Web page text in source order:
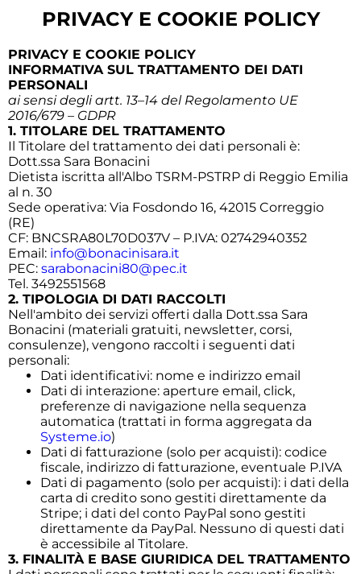
PRIVACY E COOKIE POLICY
PRIVACY E COOKIE POLICY
INFORMATIVA SUL TRATTAMENTO DEI DATI
PERSONALI
ai sensi degli artt. 13–14 del Regolamento UE
2016/679 – GDPR
1. TITOLARE DEL TRATTAMENTO
Il Titolare del trattamento dei dati personali è:
Dott.ssa Sara Bonacini
Dietista iscritta all'Albo TSRM-PSTRP di Reggio Emilia
al n. 30
Sede operativa: Via Fosdondo 16, 42015 Correggio
(RE)
CF: BNCSRA80L70D037V – P.IVA: 02742940352
Email: info@bonacinisara.it
PEC: sarabonacini80@pec.it
Tel. 3492551568
2. TIPOLOGIA DI DATI RACCOLTI
Nell'ambito dei servizi offerti dalla Dott.ssa Sara
Bonacini (materiali gratuiti, newsletter, corsi,
consulenze), vengono raccolti i seguenti dati
personali:
Dati identificativi: nome e indirizzo email
Dati di interazione: aperture email, click,
preferenze di navigazione nella sequenza
automatica (trattati in forma aggregata da
Systeme.io)
Dati di fatturazione (solo per acquisti): codice
fiscale, indirizzo di fatturazione, eventuale P.IVA
Dati di pagamento (solo per acquisti): i dati della
carta di credito sono gestiti direttamente da
Stripe; i dati del conto PayPal sono gestiti
direttamente da PayPal. Nessuno di questi dati
è accessibile al Titolare.
3. FINALITÀ E BASE GIURIDICA DEL TRATTAMENTO